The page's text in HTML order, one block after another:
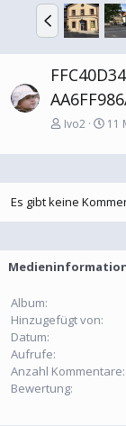
V
o
e
g
Ivo2 11
Es gibt keine
Album
Hinzugefügt von
Datum
Aufrufe
Anzahl Kommentare
Bewertung